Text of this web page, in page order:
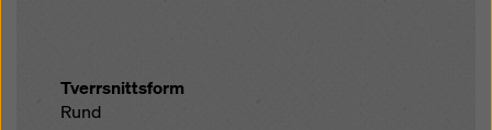
Tverrsnittsform
Rund